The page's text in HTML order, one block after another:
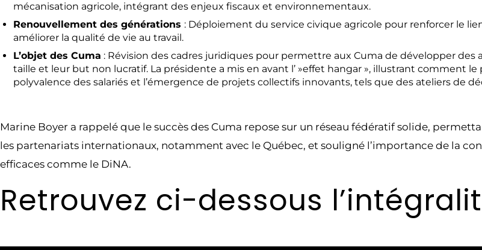
mécanisation agricole, intégrant des enjeux fiscaux et environnementaux.
Renouvellement des générations : Déploiement du service civique agricole pour renforcer le
améliorer la qualité de vie au travail.
L’objet des Cuma : Révision des cadres juridiques pour permettre aux Cuma de développer
taille et leur but non lucratif. La présidente a mis en avant l’ »effet hangar », illustrant comment
polyvalence des salariés et l’émergence de projets collectifs innovants, tels que des ateliers de
Marine Boyer a rappelé que le succès des Cuma repose sur un réseau fédératif solide,
les partenariats internationaux, notamment avec le Québec, et souligné l’importance de la
efficaces comme le DiNA.
Retrouvez ci-dessous